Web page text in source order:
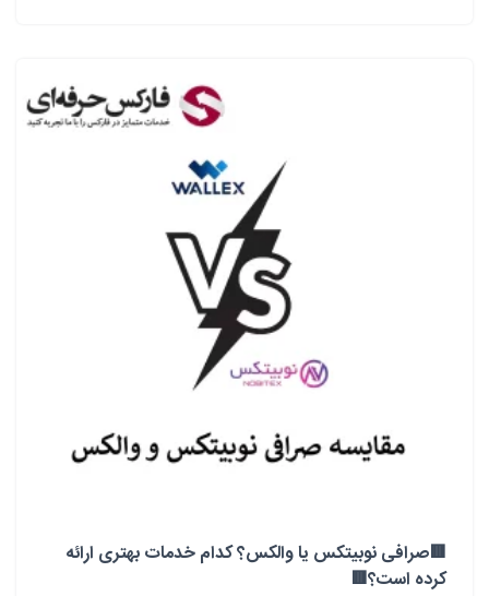
🟥صرافی نوبیتکس یا والکس؟ کدام خدمات بهتری ارائه
کرده است؟🟥